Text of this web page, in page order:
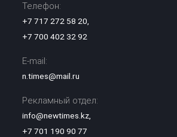
Телефон:
+7 717 272 58 20,
+7 700 402 32 92
E-mail:
n.times@mail.ru
Рекламный отдел:
info@newtimes.kz,
+7 701 190 90 77